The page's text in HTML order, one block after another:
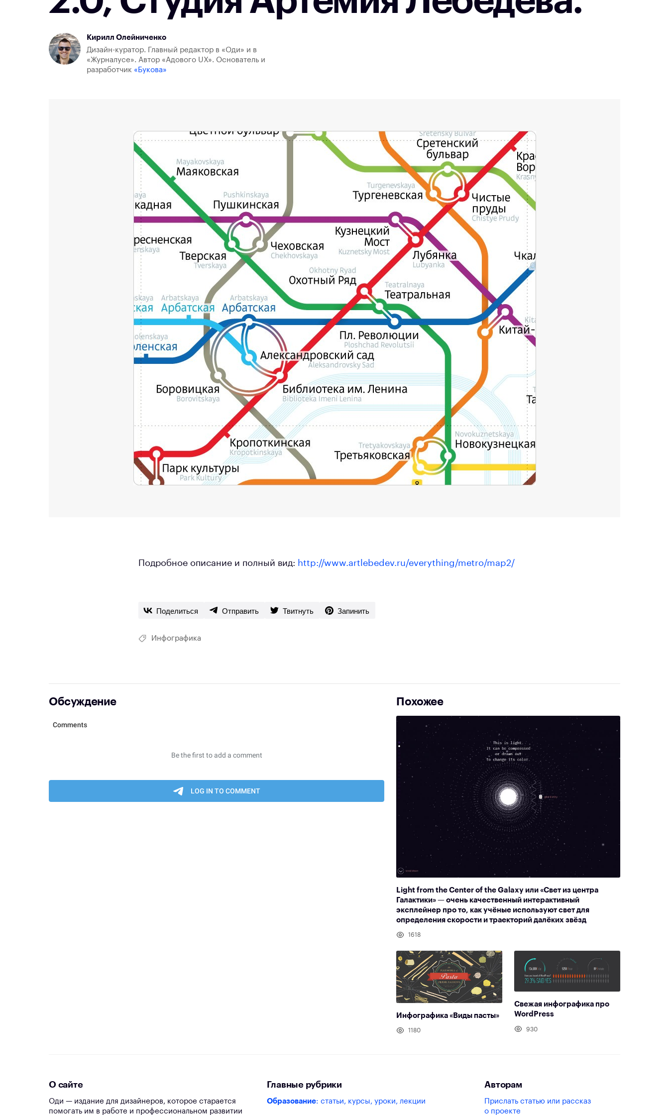
Кирилл Олейниченко
Дизайн-куратор. Главный редактор в «Оди» и в
«Журналусе». Автор «Адового UX». Основатель и
разработчик «Букова»
Подробное описание и полный вид: http://www.artlebedev.ru/everything/metro/map2/
Поделиться Отправить Твитнуть Запинить
Инфографика
Обсуждение Похожее
Light from the Center of the Galaxy или «Свет из центра
Галактики» — очень качественный интерактивный
эксплейнер про то, как учёные используют свет для
определения скорости и траекторий далёких звёзд
1618
Инфографика «Виды пасты»
1180
Свежая инфографика про
WordPress
930
О сайте
Оди — издание для дизайнеров, которое старается
помогать им в работе и профессиональном развитии
Главные рубрики
Образование: статьи, курсы, уроки, лекции
Авторам
Прислать статью или рассказ
о проекте